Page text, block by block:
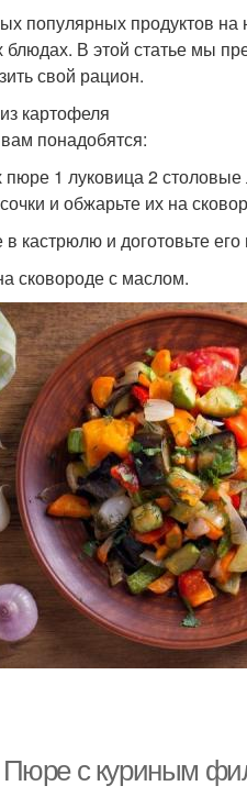
популярных продуктов
В этой статье мы
свой рацион.
картофеля
понадобятся:
1 луковица 2 столовые
и обжарьте их на
кастрюлю и доготовьте его
сковороде с маслом.
с куриным